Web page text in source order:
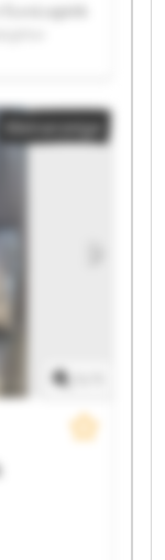
GmbH
GmbH
EuroLogistik
GmbH
GmbH
Kleinanzeige